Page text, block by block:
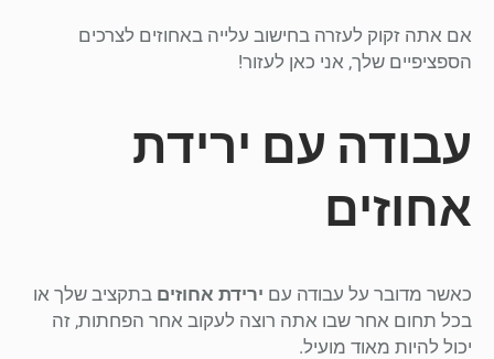
אם אתה זקוק לעזרה בחישוב עלייה באחוזים לצרכים
הספציפיים שלך, אני כאן לעזור!
עבודה עם ירידת
אחוזים
כאשר מדובר על עבודה עם ירידת אחוזים בתקציב שלך או
בכל תחום אחר שבו אתה רוצה לעקוב אחר הפחתות, זה
יכול להיות מאוד מועיל.